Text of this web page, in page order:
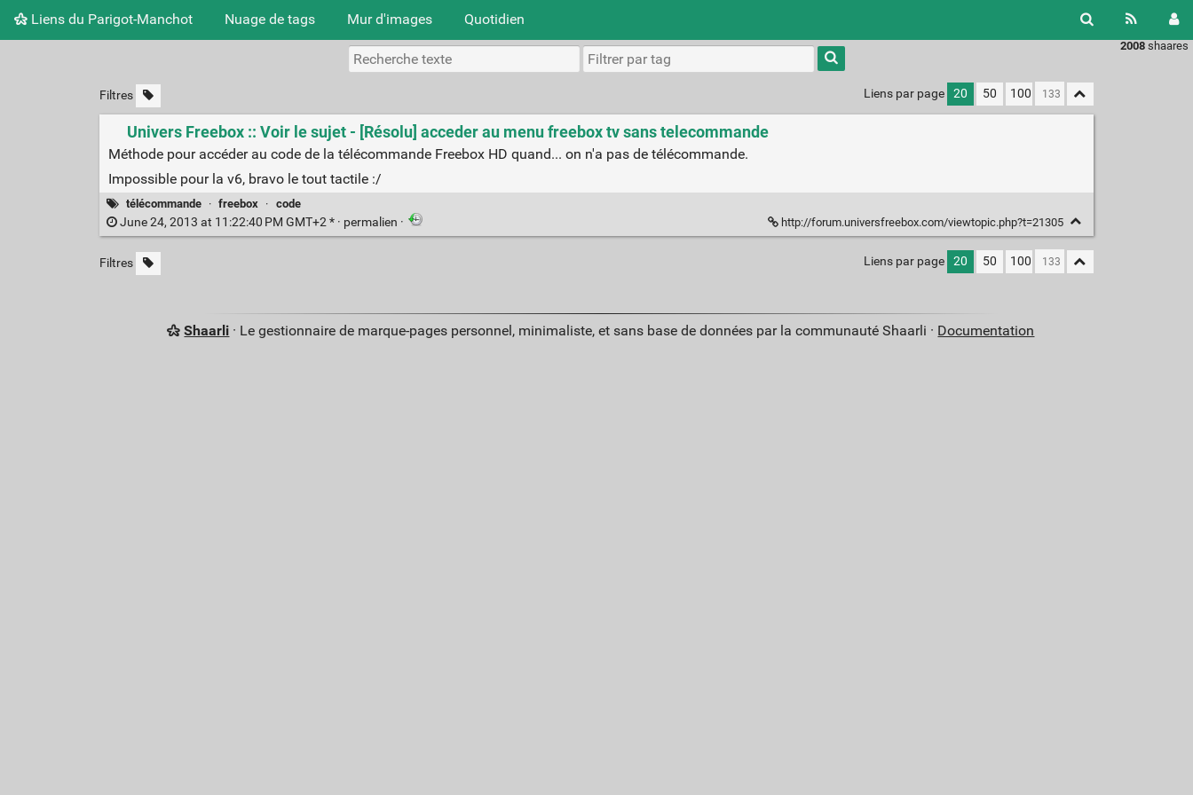
Liens du Parigot-Manchot Nuage de tags Mur d'images Quotidien
2008 shaares
Filtres Liens par page 20 50 100
Univers Freebox :: Voir le sujet - [Résolu] acceder au menu freebox tv sans telecommande
Méthode pour accéder au code de la télécommande Freebox HD quand... on n'a pas de télécommande.
Impossible pour la v6, bravo le tout tactile :/
télécommande · freebox · code
June 24, 2013 at 11:22:40 PM GMT+2 * · permalien · http://forum.universfreebox.com/viewtopic.php?t=21305
Filtres Liens par page 20 50 100
Shaarli · Le gestionnaire de marque-pages personnel, minimaliste, et sans base de données par la communauté Shaarli · Documentation